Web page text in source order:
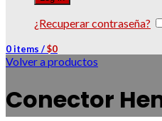
¿Recuperar contraseña?
0items /$0
Volver a productos
Conector